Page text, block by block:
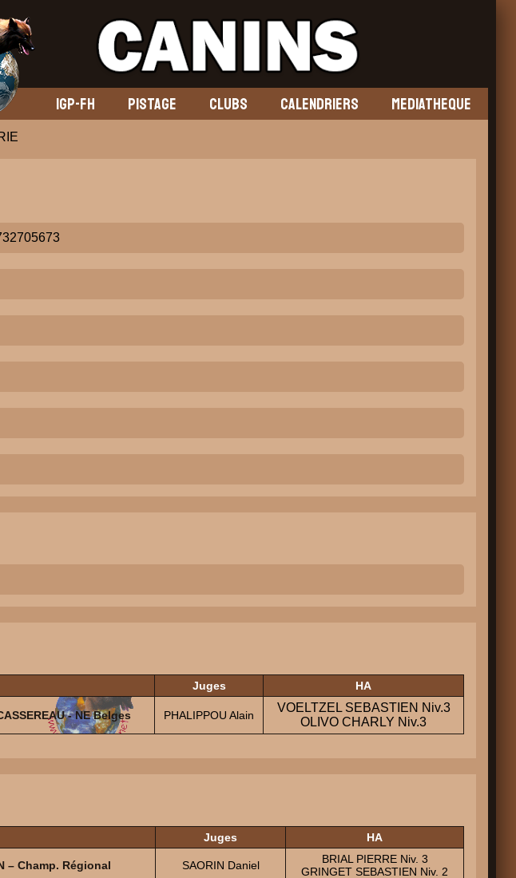
IGP-FH PISTAGE CLUBS CALENDRIERS MEDIATHEQUE
Juges HA
- NE Belges PHALIPPOU Alain
VOELTZEL SEBASTIEN Niv.3
OLIVO CHARLY Niv.3
Juges HA
– Champ. Régional SAORIN Daniel
BRIAL PIERRE Niv. 3
GRINGET SEBASTIEN Niv. 2